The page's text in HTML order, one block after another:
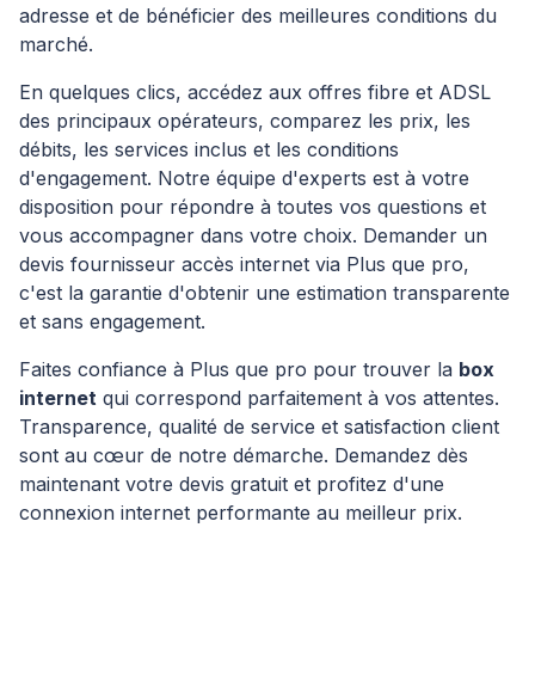
adresse et de bénéficier des meilleures conditions du
marché.
En quelques clics, accédez aux offres fibre et ADSL
des principaux opérateurs, comparez les prix, les
débits, les services inclus et les conditions
d'engagement. Notre équipe d'experts est à votre
disposition pour répondre à toutes vos questions et
vous accompagner dans votre choix. Demander un
devis fournisseur accès internet via Plus que pro,
c'est la garantie d'obtenir une estimation transparente
et sans engagement.
Faites confiance à Plus que pro pour trouver la box
internet qui correspond parfaitement à vos attentes.
Transparence, qualité de service et satisfaction client
sont au cœur de notre démarche. Demandez dès
maintenant votre devis gratuit et profitez d'une
connexion internet performante au meilleur prix.